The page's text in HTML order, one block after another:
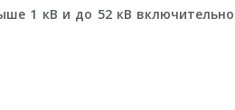
1 кВ и до 52 кВ включительно